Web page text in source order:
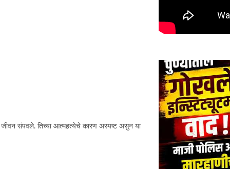
जीवन संपवले. तिच्या आत्महत्येचे कारण अस्पष्ट असुन या